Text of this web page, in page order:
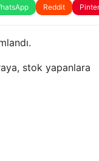
Reddit
stok yapanlara